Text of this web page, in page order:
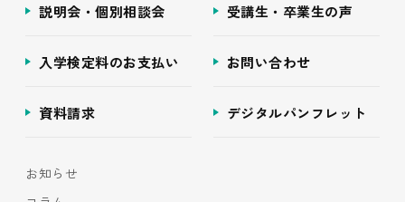
説明会・個別相談会 受講生・卒業生の声
入学検定料のお支払い お問い合わせ
資料請求 デジタルパンフレット
お知らせ